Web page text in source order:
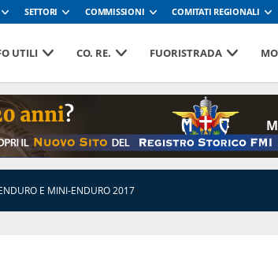
SETTORI COMMISSIONI COMITATI REGIONALI
UTILI CO. RE. FUORISTRADA
»
E MINI-ENDURO 2017